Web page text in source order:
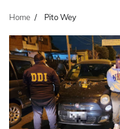
Home Pito Wey